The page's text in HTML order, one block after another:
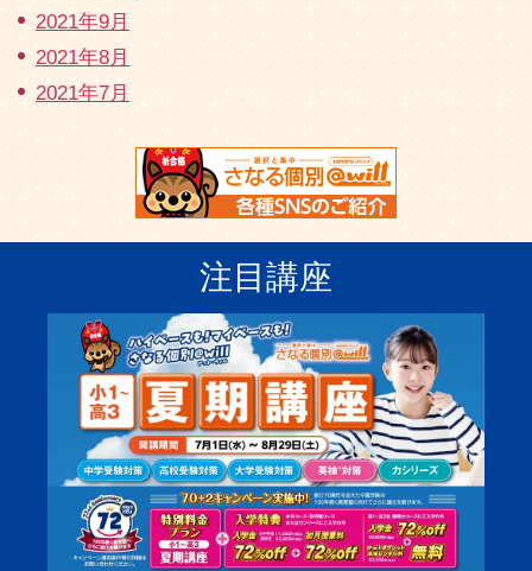
2021年9月
2021年8月
2021年7月
注目講座